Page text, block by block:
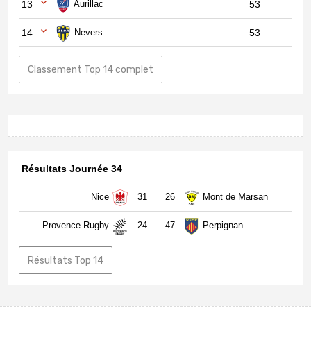
13 Aurillac 53
14 Nevers 53
Classement Top 14 complet
Résultats Journée 34
Nice 31 26 Mont de Marsan
Provence Rugby 24 47 Perpignan
Résultats Top 14